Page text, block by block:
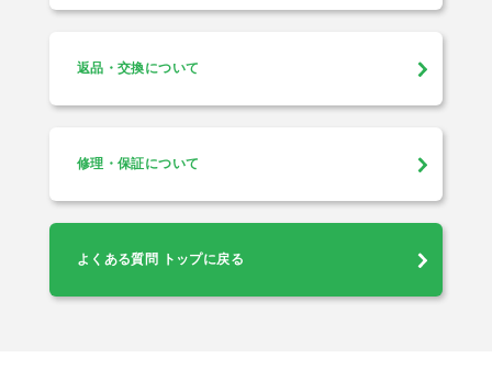
返品・交換について
修理・保証について
よくある質問 トップに戻る